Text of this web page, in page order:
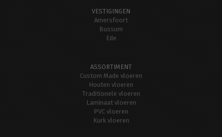
VESTIGINGEN
Amersfoort
Bussum
Ede
ASSORTIMENT
Custom Made vloeren
Houten vloeren
Traditionele vloeren
Laminaat vloeren
PVC vloeren
Kurk vloeren